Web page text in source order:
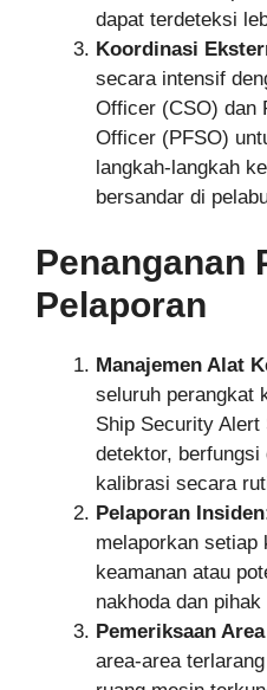
dapat terdeteksi
Koordinasi
secara intensif
Officer (CSO) dan
Officer (PFSO)
langkah-langkah
bersandar di
Penanganan
Pelaporan
Manajemen Alat
seluruh perangkat
Ship Security
detektor, berfungsi
kalibrasi secara
Pelaporan
melaporkan setiap
keamanan atau
nakhoda dan
Pemeriksaan
area-area